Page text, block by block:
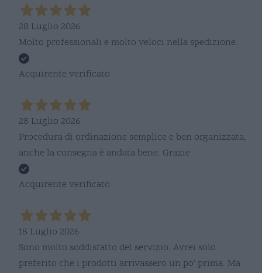
28 Luglio 2026
Molto professionali e molto veloci nella spedizione.
Acquirente verificato
28 Luglio 2026
Procedura di ordinazione semplice e ben organizzata,
anche la consegna è andata bene. Grazie
Acquirente verificato
18 Luglio 2026
Sono molto soddisfatto del servizio. Avrei solo
preferito che i prodotti arrivassero un po' prima. Ma